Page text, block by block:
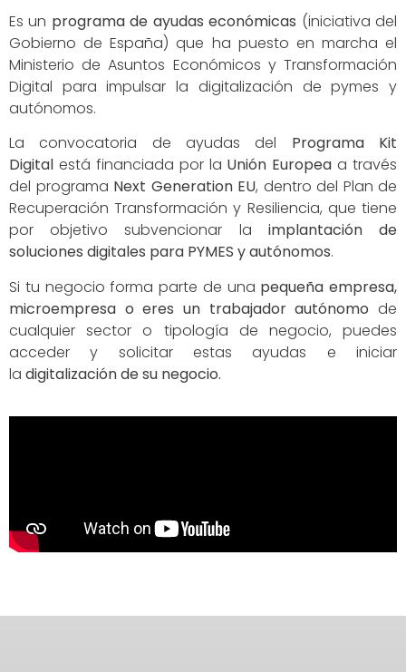
Es un programa de ayudas económicas (iniciativa del
Gobierno de España) que ha puesto en marcha el
Ministerio de Asuntos Económicos y Transformación
Digital para impulsar la digitalización de pymes y
autónomos.
La convocatoria de ayudas del Programa Kit
Digital está financiada por la Unión Europea a través
del programa Next Generation EU, dentro del Plan de
Recuperación Transformación y Resiliencia, que tiene
por objetivo subvencionar la implantación de
soluciones digitales para PYMES y autónomos.
Si tu negocio forma parte de una pequeña empresa,
microempresa o eres un trabajador autónomo de
cualquier sector o tipología de negocio, puedes
acceder y solicitar estas ayudas e iniciar
la digitalización de su negocio.